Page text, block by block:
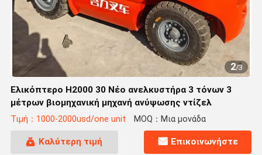
2/3
Ελικόπτερο H2000 30 Νέο ανελκυστήρα 3 τόνων 3
μέτρων βιομηχανική μηχανή ανύψωσης ντίζελ
Τιμή：1000-2000usd/one unit MOQ：Μια μονάδα
Καλύτερη τιμή Επικοινωνήστε